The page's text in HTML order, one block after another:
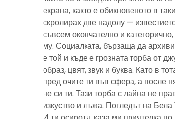
екрана, както е обикновеното в
скролирах две надолу —
съвсем окончателно и
му. Социалката, бързаща да
е той и къде е грозната торба от
образ, цвят, звук и буква. Като в
пред очите ти във сфера, а после
не си ти. Тази торба с лайна не
изкуство и лъжа. Погледът на